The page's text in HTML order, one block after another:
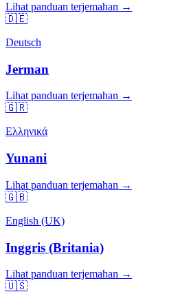
Lihat panduan terjemahan →
🇩🇪
Deutsch
Jerman
Lihat panduan terjemahan →
🇬🇷
Ελληνικά
Yunani
Lihat panduan terjemahan →
🇬🇧
English (UK)
Inggris (Britania)
Lihat panduan terjemahan →
🇺🇸